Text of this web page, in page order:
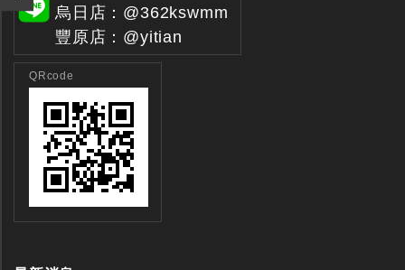
烏日店：@362kswmm
豐原店：@yitian
QRcode